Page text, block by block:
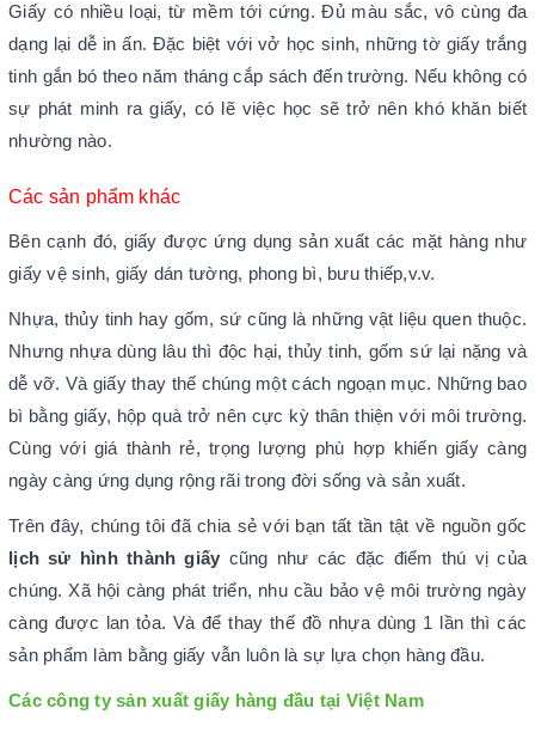
Giấy có nhiều loại, từ mềm tới cứng. Đủ màu sắc, vô cùng đa
dạng lại dễ in ấn. Đặc biệt với vở học sinh, những tờ giấy trắng
tinh gắn bó theo năm tháng cắp sách đến trường. Nếu không có
sự phát minh ra giấy, có lẽ việc học sẽ trở nên khó khăn biết
nhường nào.
Các sản phẩm khác
Bên cạnh đó, giấy được ứng dụng sản xuất các mặt hàng như
giấy vệ sinh, giấy dán tường, phong bì, bưu thiếp,v.v.
Nhựa, thủy tinh hay gốm, sứ cũng là những vật liệu quen thuộc.
Nhưng nhựa dùng lâu thì độc hại, thủy tinh, gốm sứ lại nặng và
dễ vỡ. Và giấy thay thế chúng một cách ngoạn mục. Những bao
bì bằng giấy, hộp quà trở nên cực kỳ thân thiện với môi trường.
Cùng với giá thành rẻ, trọng lượng phù hợp khiến giấy càng
ngày càng ứng dụng rộng rãi trong đời sống và sản xuất.
Trên đây, chúng tôi đã chia sẻ với bạn tất tần tật về nguồn gốc
lịch sử hình thành giấy cũng như các đặc điểm thú vị của
chúng. Xã hội càng phát triển, nhu cầu bảo vệ môi trường ngày
càng được lan tỏa. Và để thay thế đồ nhựa dùng 1 lần thì các
sản phẩm làm bằng giấy vẫn luôn là sự lựa chọn hàng đầu.
Các công ty sản xuất giấy hàng đầu tại Việt Nam